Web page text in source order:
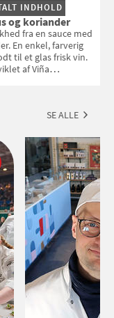
INDHOLD
og koriander
fra en sauce med
En enkel, farverig
til et glas frisk vin.
af Viña
SE ALLE